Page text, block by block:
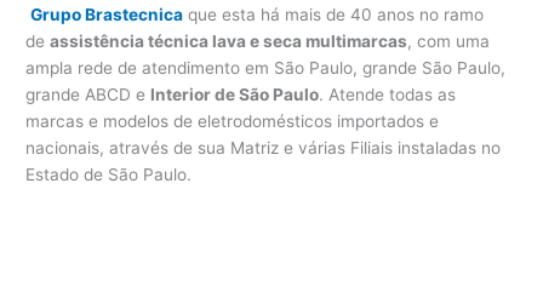
Grupo Brastecnica que esta há mais de 40 anos no ramo
deassistência técnica lava e seca multimarcas, com uma
ampla rede de atendimento em São Paulo, grande São Paulo,
grande ABCD e Interior de São Paulo. Atende todas as
marcas e modelos de eletrodomésticos importados e
nacionais, através de sua Matriz e várias Filiais instaladas no
Estado de São Paulo.